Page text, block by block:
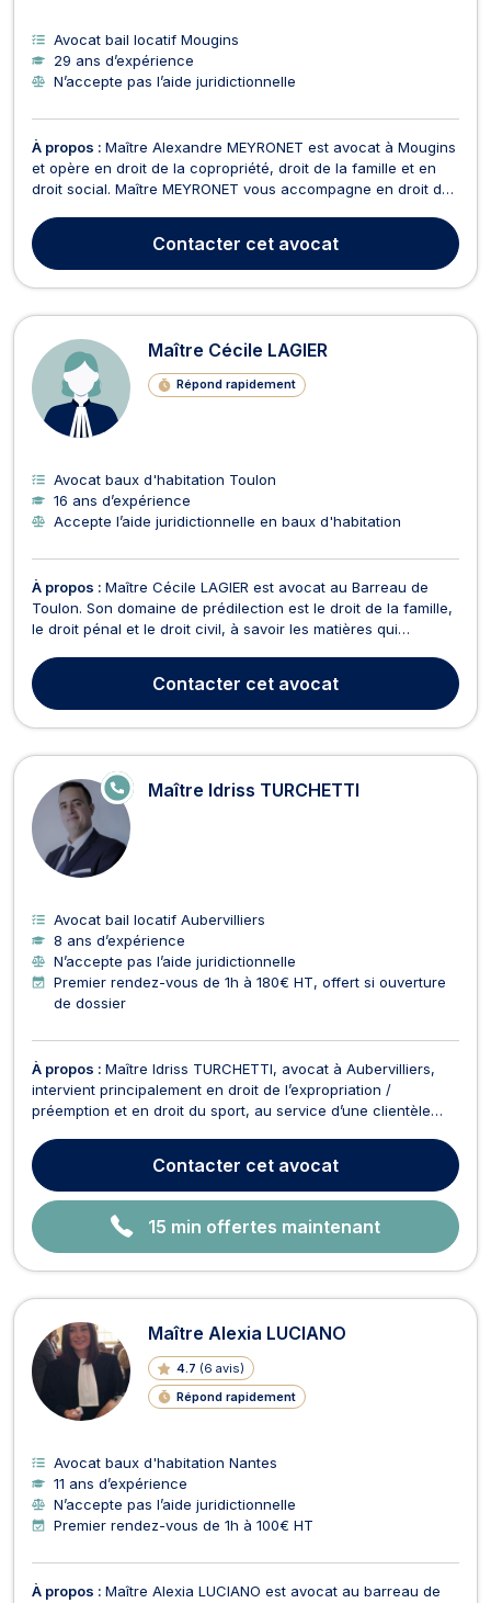
Avocat bail locatif Mougins
29 ans d’expérience
N’accepte pas l’aide juridictionnelle
À propos : Maître Alexandre MEYRONET est avocat à Mougins
et opère en droit de la copropriété, droit de la famille et en
droit social. Maître MEYRONET vous accompagne en droit de
contestation d’une assemblée générale, baux d'habitation,
commerciaux et professionnels ou pour t...
Contacter cet avocat
Maître Cécile LAGIER
Répond rapidement
Avocat baux d'habitation Toulon
16 ans d’expérience
Accepte l’aide juridictionnelle en baux d'habitation
À propos : Maître Cécile LAGIER est avocat au Barreau de
Toulon. Son domaine de prédilection est le droit de la famille,
le droit pénal et le droit civil, à savoir les matières qui
droit de la famille et notamment les divorces à l’amiable ou
contentieux, de la constitution o...
Contacter cet avocat
Maître Idriss TURCHETTI
E
N
N
E
Avocat bail locatif Aubervilliers
8 ans d’expérience
N’accepte pas l’aide juridictionnelle
Premier rendez-vous de 1h à 180€ HT, offert si ouverture
de dossier
À propos : Maître Idriss TURCHETTI, avocat à Aubervilliers,
intervient principalement en droit de l’expropriation /
préemption et en droit du sport, au service d’une clientèle
l’ensemble du territoire national.En droit de l’expropriation,
Maître Idriss TURCHETTI accompagne exclusive...
Contacter cet avocat
15 min offertes maintenant
Maître Alexia LUCIANO
4.7 (6 avis)
Répond rapidement
Avocat baux d'habitation Nantes
11 ans d’expérience
N’accepte pas l’aide juridictionnelle
Premier rendez-vous de 1h à 100€ HT
À propos : Maître Alexia LUCIANO est avocat au barreau de